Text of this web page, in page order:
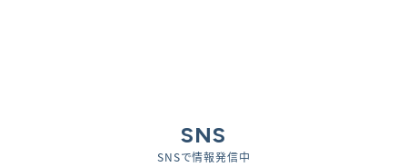
SNS
SNSで情報発信中